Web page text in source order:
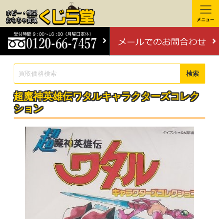
検索
超魔神英雄伝ワタルキャラクターズコレク
ション